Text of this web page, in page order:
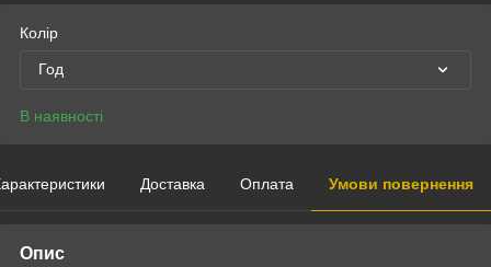
Колір
Год
В наявності
Доставка Оплата Умови повернення
Опис